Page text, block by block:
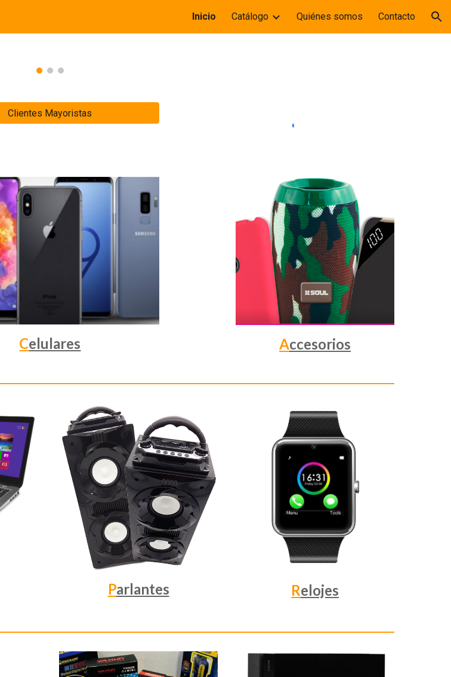
Skip to navigationInicio Catálogo Quiénes somos Contacto
Clientes Mayoristas
Celulares Accesorios
Parlantes Relojes